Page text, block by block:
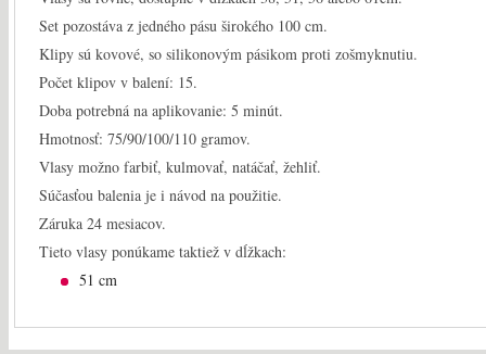
Set pozostáva z jedného pásu širokého 100 cm.
Klipy sú kovové, so silikonovým pásikom proti zošmyknutiu.
Počet klipov v balení: 15.
Doba potrebná na aplikovanie: 5 minút.
Hmotnosť: 75/90/100/110 gramov.
Vlasy možno farbiť, kulmovať, natáčať, žehliť.
Súčasťou balenia je i návod na použitie.
Záruka 24 mesiacov.
Tieto vlasy ponúkame taktiež v dĺžkach:
51 cm